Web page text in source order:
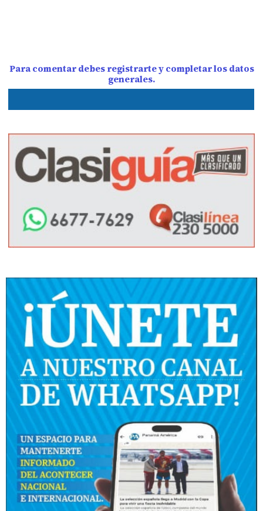
Para comentar debes registrarte y completar los datos
generales.